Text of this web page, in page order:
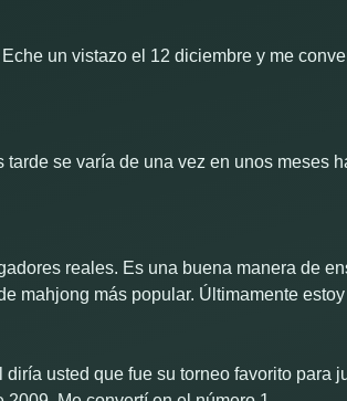
un vistazo el 12 diciembre y me
se varía de una vez en unos meses
reales. Es una buena manera de
mahjong más popular. Últimamente
usted que fue su torneo favorito para